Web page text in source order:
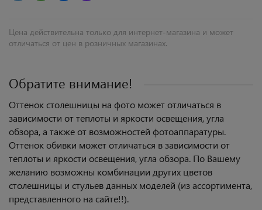
Цена действительна только для интернет-магазина и может
отличаться от цен в розничных магазинах.
Обратите внимание!
Оттенок столешницы на фото может отличаться в
зависимости от теплоты и яркости освещения, угла
обзора, а также от возможностей фотоаппаратуры.
Оттенок обивки может отличаться в зависимости от
теплоты и яркости освещения, угла обзора. По Вашему
желанию возможны комбинации других цветов
столешницы и стульев данных моделей (из ассортимента,
представленного на сайте!!).